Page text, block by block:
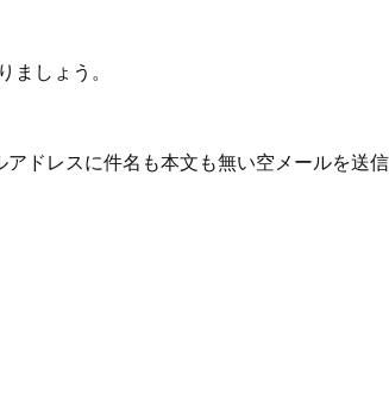
しょう。
ドレスに件名も本文も無い空メールを送信